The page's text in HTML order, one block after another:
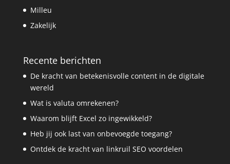
Milleu
Zakelijk
Recente berichten
De kracht van betekenisvolle content in de digitale
wereld
Wat is valuta omrekenen?
Waarom blijft Excel zo ingewikkeld?
Heb jij ook last van onbevoegde toegang?
Ontdek de kracht van linkruil SEO voordelen